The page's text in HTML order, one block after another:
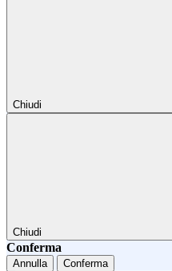
Chiudi
Chiudi
Conferma
Annulla Conferma